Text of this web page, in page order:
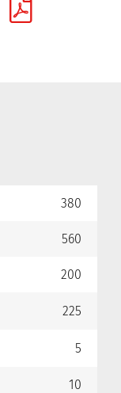
380
560
200
225
5
10